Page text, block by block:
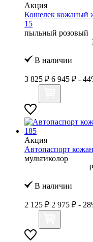
Акция
Кошелек кожаный
15
пыльный розовый
В наличии
3 825 ₽ 6 945 ₽ -
Акция
Автопаспорт
мультиколор
В наличии
2 125 ₽ 2 975 ₽ -